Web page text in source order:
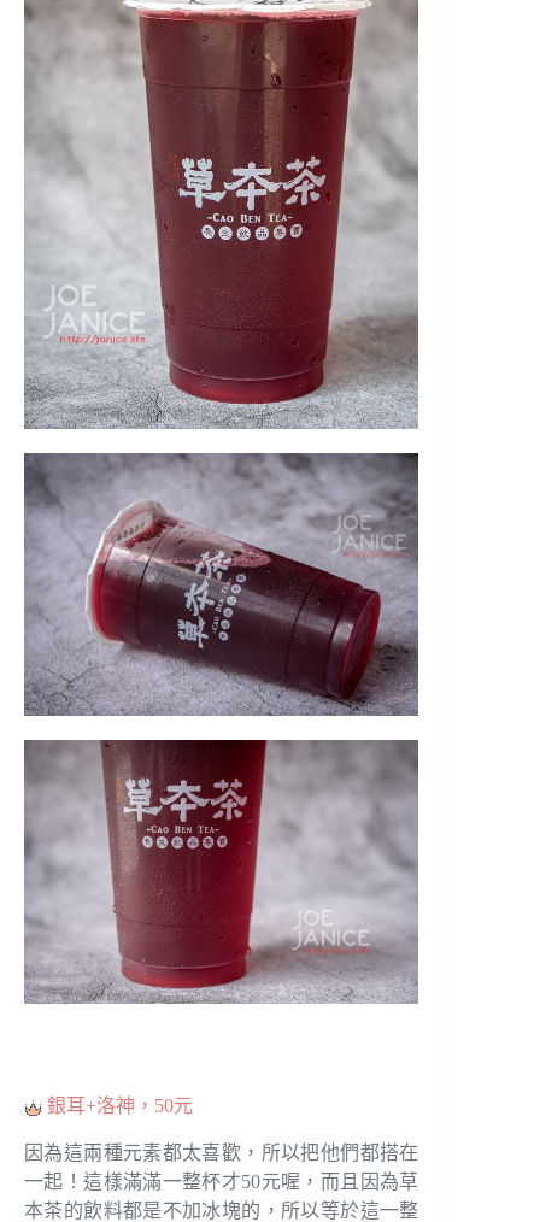
銀耳+洛神，50元
因為這兩種元素都太喜歡，所以把他們都搭在
一起！這樣滿滿一整杯才50元喔，而且因為草
本茶的飲料都是不加冰塊的，所以等於這一整